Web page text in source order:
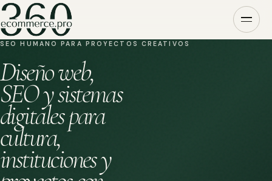
SEO HUMANO PARA PROYECTOS CREATIVOS
Diseño web,
SEO y sistemas
digitales para
cultura,
instituciones y